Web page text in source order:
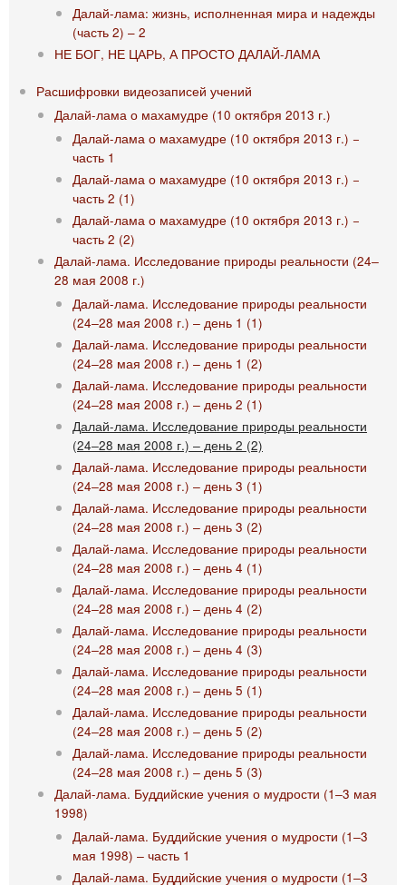
Далай-лама: жизнь, исполненная мира и надежды
(часть 2) – 2
НЕ БОГ, НЕ ЦАРЬ, А ПРОСТО ДАЛАЙ-ЛАМА
Расшифровки видеозаписей учений
Далай-лама о махамудре (10 октября 2013 г.)
Далай-лама о махамудре (10 октября 2013 г.) −
часть 1
Далай-лама о махамудре (10 октября 2013 г.) −
часть 2 (1)
Далай-лама о махамудре (10 октября 2013 г.) −
часть 2 (2)
Далай-лама. Исследование природы реальности (24‒
28 мая 2008 г.)
Далай-лама. Исследование природы реальности
(24‒28 мая 2008 г.) ‒ день 1 (1)
Далай-лама. Исследование природы реальности
(24‒28 мая 2008 г.) ‒ день 1 (2)
Далай-лама. Исследование природы реальности
(24‒28 мая 2008 г.) ‒ день 2 (1)
Далай-лама. Исследование природы реальности
(24‒28 мая 2008 г.) ‒ день 2 (2)
Далай-лама. Исследование природы реальности
(24‒28 мая 2008 г.) ‒ день 3 (1)
Далай-лама. Исследование природы реальности
(24‒28 мая 2008 г.) ‒ день 3 (2)
Далай-лама. Исследование природы реальности
(24‒28 мая 2008 г.) ‒ день 4 (1)
Далай-лама. Исследование природы реальности
(24‒28 мая 2008 г.) ‒ день 4 (2)
Далай-лама. Исследование природы реальности
(24‒28 мая 2008 г.) ‒ день 4 (3)
Далай-лама. Исследование природы реальности
(24‒28 мая 2008 г.) ‒ день 5 (1)
Далай-лама. Исследование природы реальности
(24‒28 мая 2008 г.) ‒ день 5 (2)
Далай-лама. Исследование природы реальности
(24‒28 мая 2008 г.) ‒ день 5 (3)
Далай-лама. Буддийские учения о мудрости (1‒3 мая
1998)
Далай-лама. Буддийские учения о мудрости (1‒3
мая 1998) ‒ часть 1
Далай-лама. Буддийские учения о мудрости (1‒3